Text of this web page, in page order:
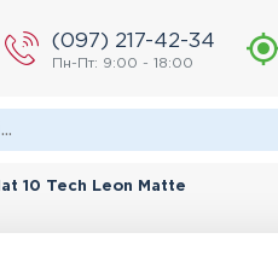
(097) 217-42-34
Пн-Пт: 9:00 - 18:00
10 Tech Leon Matte